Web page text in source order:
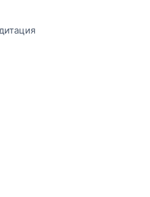
отделка. Вся бытовая техника
Планировочное